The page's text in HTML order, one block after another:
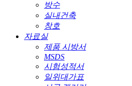
방수
실내건축
창호
자료실
제품 시방서
MSDS
시험성적서
일위대가표